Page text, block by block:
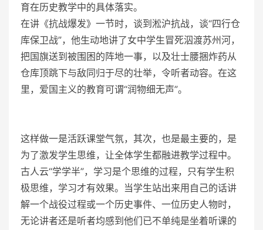
育在历史教学中的具体落实。
在讲《抗战爆发》一节时，谈到淞沪抗战，谈“四行仓
库保卫战”，他生动地讲了女中学生冒死泅渡苏州河，
把国旗送到被围困的阵地一事，以及壮士腰捆炸药从
仓库顶跳下与敌同归于尽的壮举，令听者动容。在这
里，爱国主义的教育可谓“润物细无声”。
这样做一是活跃课堂气氛，其次，也是最主要的，是
为了激发学生思维，让全体学生都融进教学过程中。
古人云“学学半”，学习是个思维的过程，只有学生积
极思维，学习才有效果。当学生站出来用自己的话讲
解一个战役过程或一个历史事件、一位历史人物时，
无论讲者还是听者均感到他们已不单纯是坐着听课的